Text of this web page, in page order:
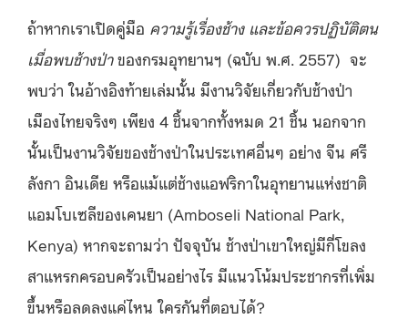
ถ้าหากเราเปิดคู่มือ ความรู้เรื่องช้าง และข้อควรปฏิบัติตน
เมื่อพบช้างป่าของกรมอุทยานฯ (ฉบับ พ.ศ. 2557) จะ
พบว่า ในอ้างอิงท้ายเล่มนั้น มีงานวิจัยเกี่ยวกับช้างป่า
เมืองไทยจริงๆ เพียง 4 ชิ้นจากทั้งหมด 21 ชิ้น นอกจาก
นั้นเป็นงานวิจัยของช้างป่าในประเทศอื่นๆ อย่าง จีน ศรี
ลังกา อินเดีย หรือแม้แต่ช้างแอฟริกาในอุทยานแห่งชาติ
แอมโบเซลีของเคนยา (Amboseli National Park,
Kenya) หากจะถามว่า ปัจจุบัน ช้างป่าเขาใหญ่มีกี่โขลง
สาแหรกครอบครัวเป็นอย่างไร มีแนวโน้มประชากรที่เพิ่ม
ขึ้นหรือลดลงแค่ไหน ใครกันที่ตอบได้?